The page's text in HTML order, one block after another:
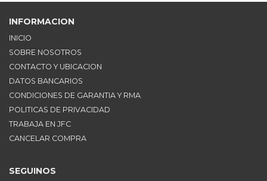
INFORMACION
INICIO
SOBRE NOSOTROS
CONTACTO Y UBICACION
DATOS BANCARIOS
CONDICIONES DE GARANTIA Y RMA
POLITICAS DE PRIVACIDAD
TRABAJA EN JFC
CANCELAR COMPRA
SEGUINOS